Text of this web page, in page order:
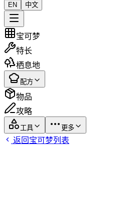
EN 中文
宝可梦
特长
栖息地
配方
物品
攻略
工具 更多
返回宝可梦列表